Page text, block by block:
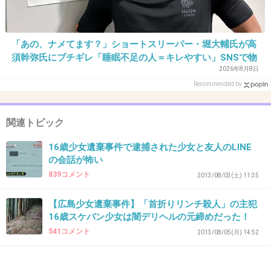
+4 -45
34. 匿名2013/07/14(日) 17:45:06
ここ徒歩では登らないよね？しかも女二人で行
くような場所でもないし！
他に共犯者もいるでしょ～！
犯罪者がのうのうと生きてるの胸くそ悪いか
ら！
「あの、ナメてます？」ショートスリーパー・堀大輔氏が高
須幹弥氏にブチギレ「睡眠不足の人＝キレやすい」SNSで物
2026年8月8日
Recommended by
関連トピック
16歳少女遺棄事件で逮捕された少女と友人のLINE
の会話が怖い
839コメント 2013/08/03(土) 11:35
【広島少女遺棄事件】「首折りリンチ殺人」の主犯
16歳スケバン少女は闇デリヘルの元締めだった！
541コメント 2013/08/05(月) 14:52